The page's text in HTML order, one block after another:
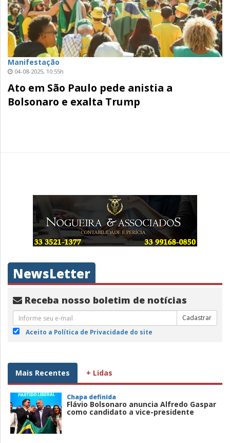
Manifestação
04-08-2025, 10:55h
Ato em São Paulo pede anistia a
Bolsonaro e exalta Trump
NewsLetter
Receba nosso boletim de notícias
Cadastrar
Aceito a Política de Privacidade do site
Mais Recentes + Lidas
Chapa definida
Flávio Bolsonaro anuncia Alfredo Gaspar
como candidato a vice-presidente